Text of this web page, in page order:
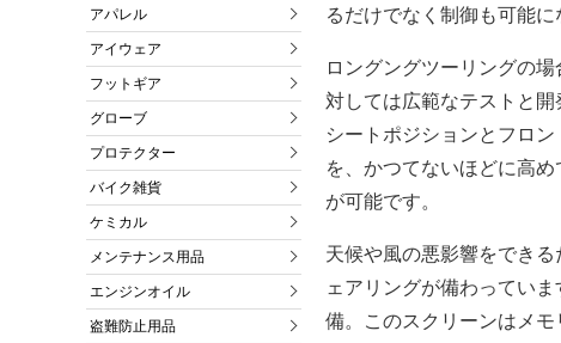
アパレル
アイウェア
フットギア
グローブ
プロテクター
バイク雑貨
ケミカル
メンテナンス用品
エンジンオイル
盗難防止用品
るだけでなく制御も可能に
ロングングツーリングの
対しては広範なテストと
シートポジションとフロ
を、かつてないほどに高
が可能です。
天候や風の悪影響をでき
ェアリングが備わってい
備。このスクリーンはメ